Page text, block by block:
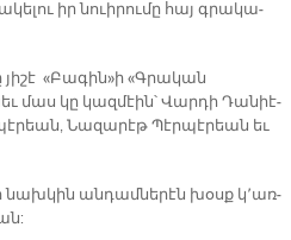
իր նուի­րու­մը հայ գրա­կա­
յի­շէ «Բա­գին»ի «Գրա­կան
մաս կը կազ­մէին՝ Վար­դի Դա­նիէ­
Նա­զա­րէթ Պէր­պէ­րեան եւ
ան­դամ­նե­րէն խօսք կ՚առ­